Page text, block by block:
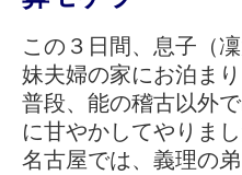
この３日間、息子（
妹夫婦の家にお泊まり
普段、能の稽古以外
に甘やかしてやりまし
名古屋では、義理の